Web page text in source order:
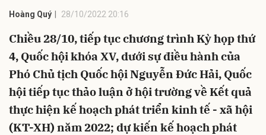
Hoàng Quý 28/10/2022 20:16
Chiều 28/10, tiếp tục chương trình Kỳ họp thứ
4, Quốc hội khóa XV, dưới sự điều hành của
Phó Chủ tịch Quốc hội Nguyễn Đức Hải, Quốc
hội tiếp tục thảo luận ở hội trường về Kết quả
thực hiện kế hoạch phát triển kinh tế - xã hội
(KT-XH) năm 2022; dự kiến kế hoạch phát